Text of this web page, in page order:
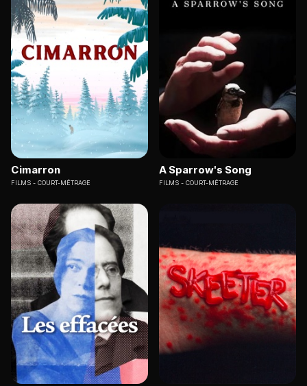
Cimarron
FILMS COURT-MÉTRAGE
A Sparrow's Song
FILMS COURT-MÉTRAGE